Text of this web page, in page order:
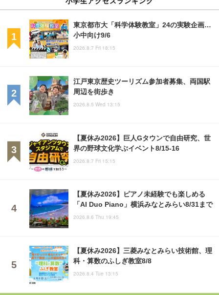
東京都市大「科学体験教室」24の実験企画…
小中向け9/6
2026.8.7 Fri 18:15
江戸東京歴史ツーリズム参加者募集、両国駅
周辺を街歩き
2026.8.5 Wed 13:15
【夏休み2026】巨人Gタウンで自由研究、世
界の野球文化学ぶイベント8/15-16
2026.8.7 Fri 15:15
【夏休み2026】ピアノ未経験でも楽しめる
「AI Duo Piano」横浜みなとみらい8/31まで
2026.8.6 Thu 19:45
【夏休み2026】三菱みなとみらい技術館、理
科・算数のふしぎ教室8/8
2026.8.4 Tue 13:15